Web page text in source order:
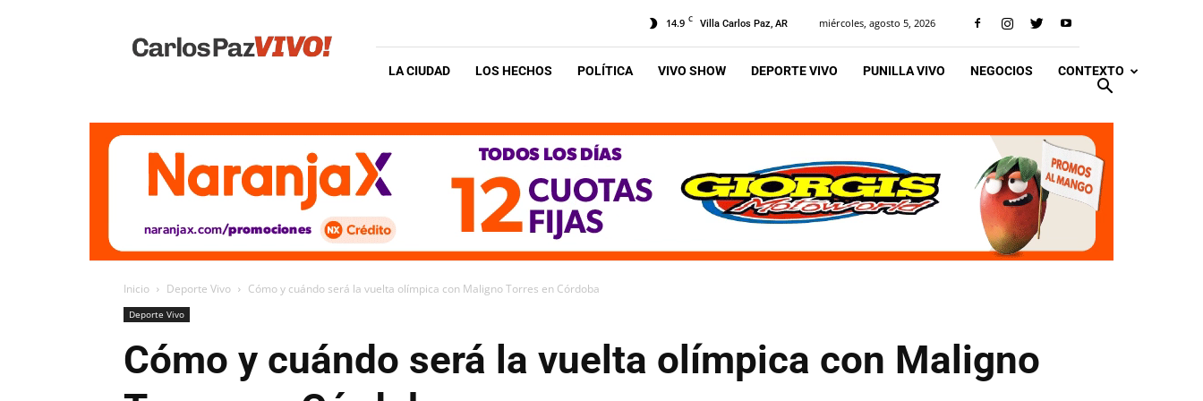
Vivo
14.9 C Villa Carlos Paz, AR miércoles, agosto 5, 2026
LA CIUDAD LOS HECHOS POLÍTICA VIVO SHOW DEPORTE VIVO PUNILLA VIVO NEGOCIOS CONTEXTO
Inicio Deporte Vivo Cómo y cuándo será la vuelta olímpica con Maligno Torres en Córdoba
Deporte Vivo
Cómo y cuándo será la vuelta olímpica con Maligno